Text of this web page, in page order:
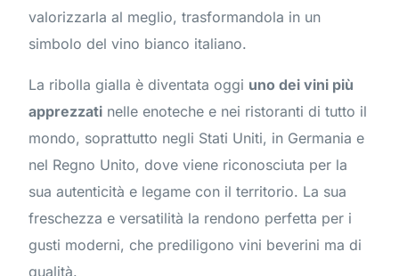
valorizzarla al meglio, trasformandola in un
simbolo del vino bianco italiano.
La ribolla gialla è diventata oggi uno dei vini più
apprezzati nelle enoteche e nei ristoranti di tutto il
mondo, soprattutto negli Stati Uniti, in Germania e
nel Regno Unito, dove viene riconosciuta per la
sua autenticità e legame con il territorio. La sua
freschezza e versatilità la rendono perfetta per i
gusti moderni, che prediligono vini beverini ma di
qualità.